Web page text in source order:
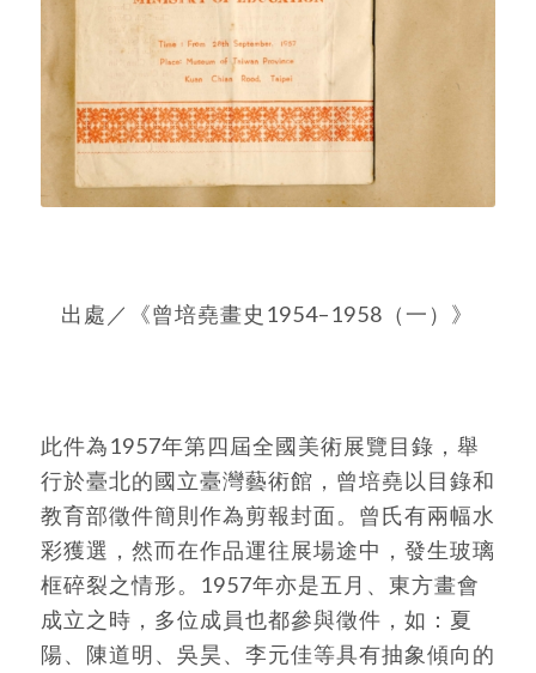
出處／《曾培堯畫史1954–1958（一）》
此件為1957年第四屆全國美術展覽目錄，舉
行於臺北的國立臺灣藝術館，曾培堯以目錄和
教育部徵件簡則作為剪報封面。曾氏有兩幅水
彩獲選，然而在作品運往展場途中，發生玻璃
框碎裂之情形。1957年亦是五月、東方畫會
成立之時，多位成員也都參與徵件，如：夏
陽、陳道明、吳昊、李元佳等具有抽象傾向的